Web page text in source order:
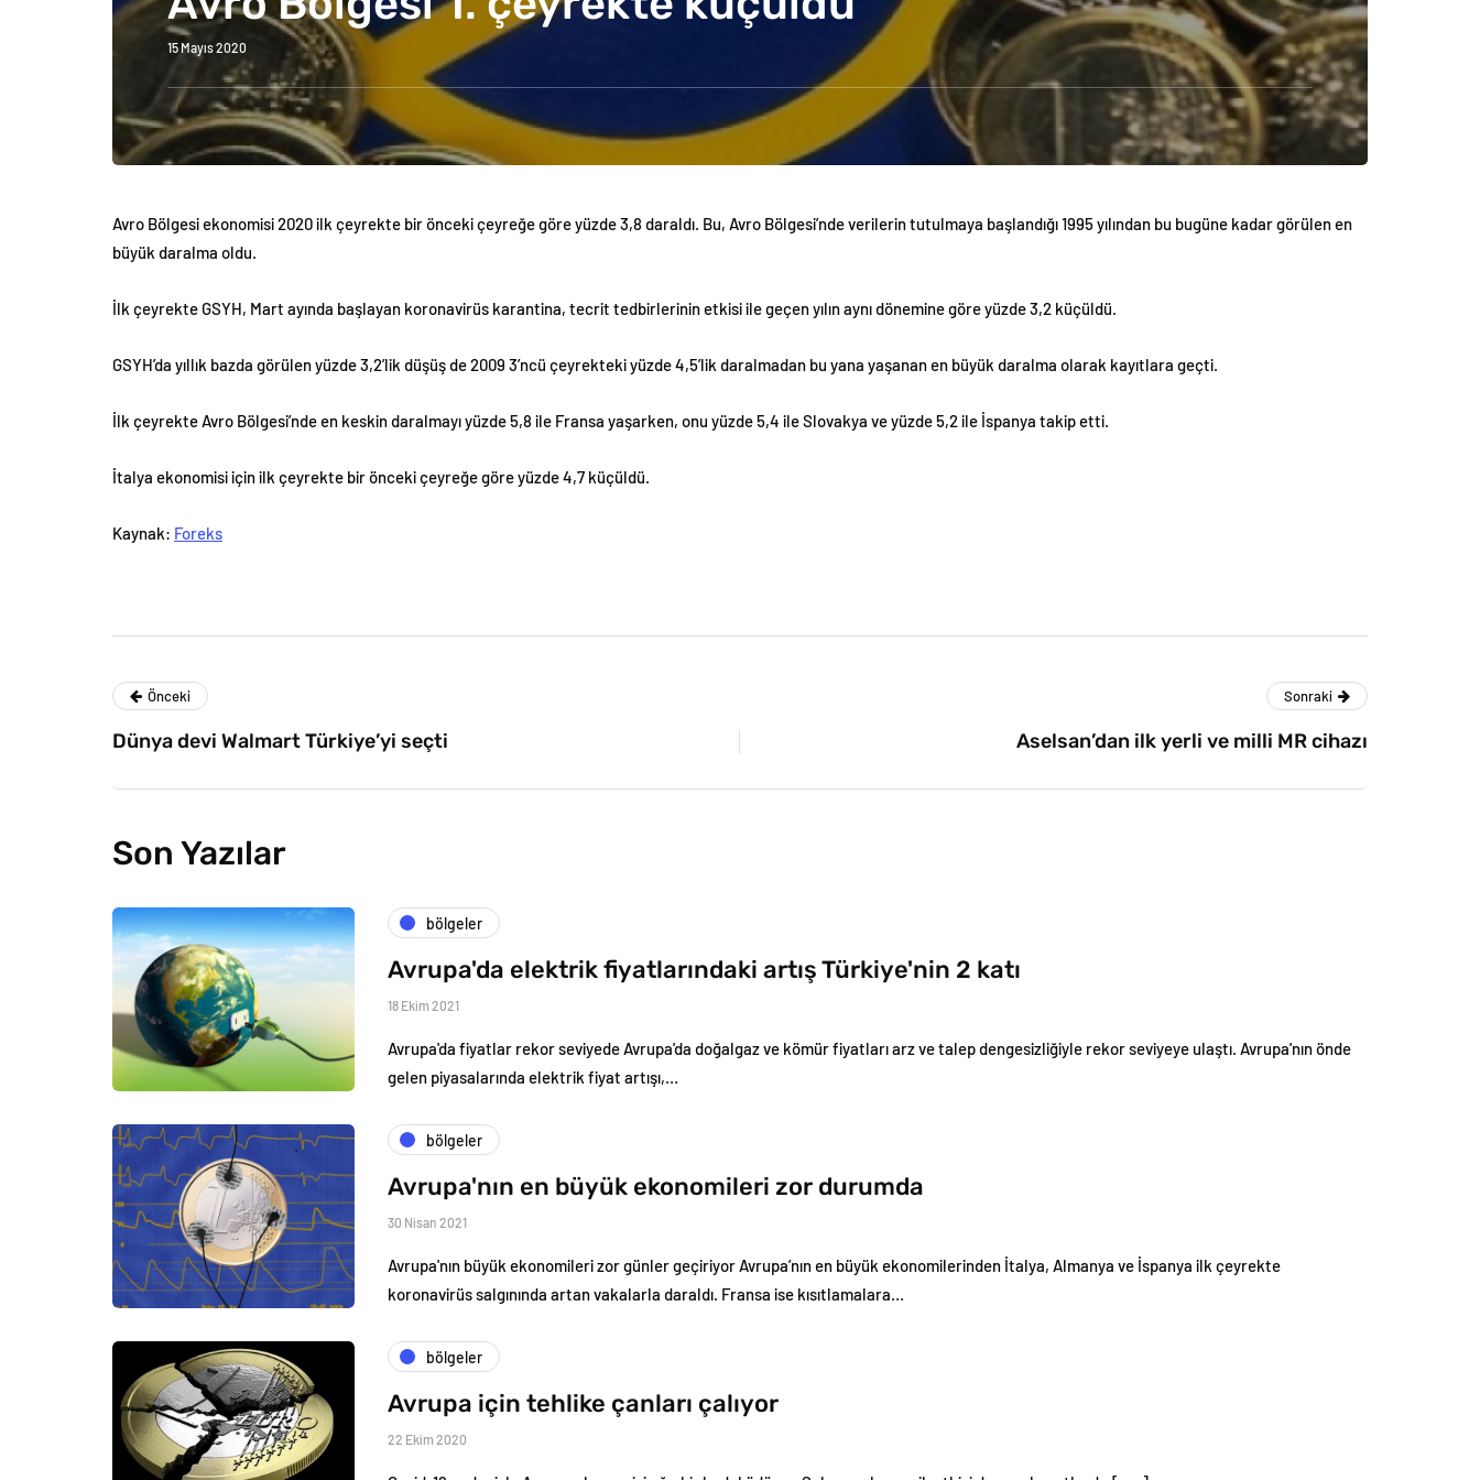
15 Mayıs 2020
Avro Bölgesi ekonomisi 2020 ilk çeyrekte bir önceki çeyreğe göre yüzde 3,8 daraldı. Bu, Avro Bölgesi’nde verilerin tutulmaya başlandığı 1995 yılından bu bugüne kadar görülen en
büyük daralma oldu.
İlk çeyrekte GSYH, Mart ayında başlayan koronavirüs karantina, tecrit tedbirlerinin etkisi ile geçen yılın aynı dönemine göre yüzde 3,2 küçüldü.
GSYH’da yıllık bazda görülen yüzde 3,2’lik düşüş de 2009 3’ncü çeyrekteki yüzde 4,5’lik daralmadan bu yana yaşanan en büyük daralma olarak kayıtlara geçti.
İlk çeyrekte Avro Bölgesi’nde en keskin daralmayı yüzde 5,8 ile Fransa yaşarken, onu yüzde 5,4 ile Slovakya ve yüzde 5,2 ile İspanya takip etti.
İtalya ekonomisi için ilk çeyrekte bir önceki çeyreğe göre yüzde 4,7 küçüldü.
Kaynak: Foreks
Önceki
Dünya devi Walmart Türkiye’yi seçti
Sonraki
Aselsan’dan ilk yerli ve milli MR cihazı
Son Yazılar
bölgeler
Avrupa'da elektrik fiyatlarındaki artış Türkiye'nin 2 katı
18 Ekim 2021
Avrupa'da fiyatlar rekor seviyede Avrupa'da doğalgaz ve kömür fiyatları arz ve talep dengesizliğiyle rekor seviyeye ulaştı. Avrupa'nın önde
gelen piyasalarında elektrik fiyat artışı,…
bölgeler
Avrupa'nın en büyük ekonomileri zor durumda
30 Nisan 2021
Avrupa'nın büyük ekonomileri zor günler geçiriyor Avrupa’nın en büyük ekonomilerinden İtalya, Almanya ve İspanya ilk çeyrekte
koronavirüs salgınında artan vakalarla daraldı. Fransa ise kısıtlamalara…
bölgeler
Avrupa için tehlike çanları çalıyor
22 Ekim 2020